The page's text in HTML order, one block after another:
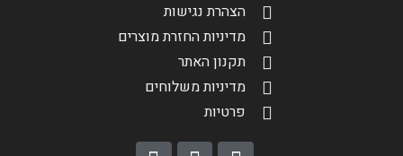
הצהרת נגישות
מדיניות החזרת מוצרים
תקנון האתר
מדיניות משלוחים
פרטיות